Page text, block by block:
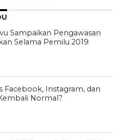
Sampaikan Pengawasan
Selama Pemilu 2019
Facebook, Instagram, dan
Normal?